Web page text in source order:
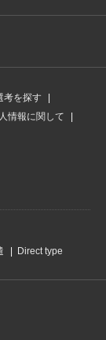
考を探す
情報に関して
Direct type